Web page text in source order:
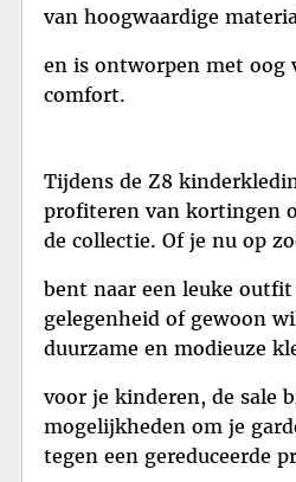
van hoogwaardige
en is ontworpen met oog
comfort.
Tijdens de Z8
profiteren van kortingen
de collectie. Of je nu op
bent naar een leuke outfit
gelegenheid of gewoon
duurzame en modieuze
voor je kinderen, de sale
mogelijkheden om je
tegen een gereduceerde